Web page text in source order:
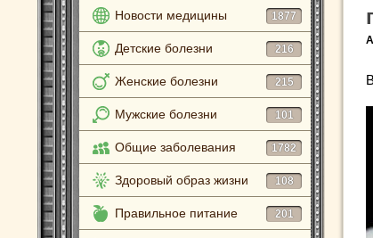
Новости медицины 1877
Детские болезни 216
Женские болезни 215
Мужские болезни 101
Общие заболевания 1782
Здоровый образ жизни 108
Правильное питание 201